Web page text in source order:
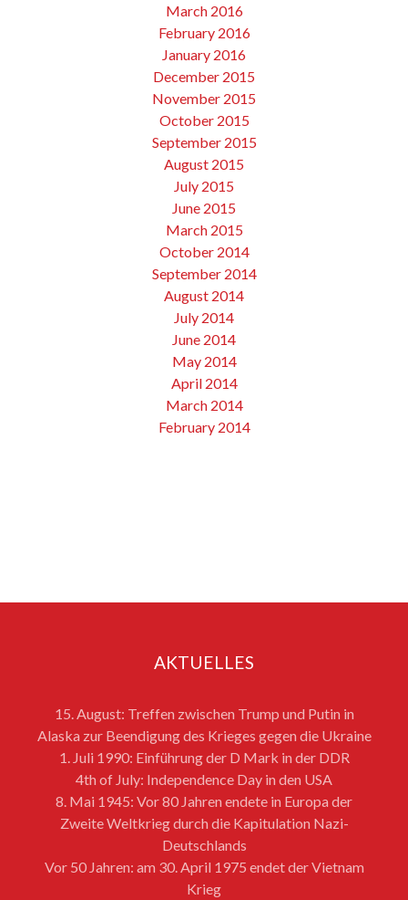
March 2016
February 2016
January 2016
December 2015
November 2015
October 2015
September 2015
August 2015
July 2015
June 2015
March 2015
October 2014
September 2014
August 2014
July 2014
June 2014
May 2014
April 2014
March 2014
February 2014
AKTUELLES
15. August: Treffen zwischen Trump und Putin in
Alaska zur Beendigung des Krieges gegen die Ukraine
1. Juli 1990: Einführung der D Mark in der DDR
4th of July: Independence Day in den USA
8. Mai 1945: Vor 80 Jahren endete in Europa der
Zweite Weltkrieg durch die Kapitulation Nazi-
Deutschlands
Vor 50 Jahren: am 30. April 1975 endet der Vietnam
Krieg